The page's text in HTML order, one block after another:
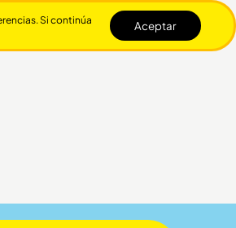
Si continúa
Aceptar